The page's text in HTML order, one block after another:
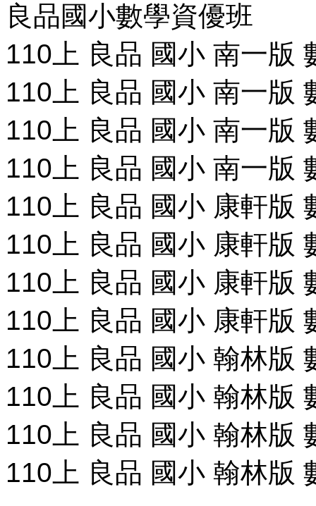
良品國小數學資優班
110上 良品 國小 南一版
110上 良品 國小 南一版
110上 良品 國小 南一版
110上 良品 國小 南一版
110上 良品 國小 康軒版
110上 良品 國小 康軒版
110上 良品 國小 康軒版
110上 良品 國小 康軒版
110上 良品 國小 翰林版
110上 良品 國小 翰林版
110上 良品 國小 翰林版
110上 良品 國小 翰林版